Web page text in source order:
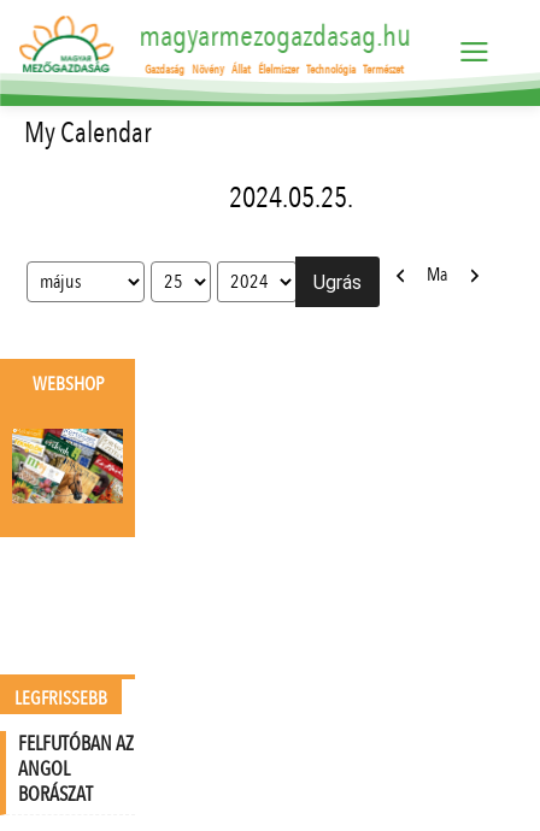
magyarmezogazdasag.hu
Gazdaság Növény Állat Élelmiszer Technológia Természet
My Calendar
2024.05.25.
Hónap
Nap
Év
Előző
Ma Következő
WEBSHOP
LEGFRISSEBB
FELFUTÓBAN AZ
ANGOL
BORÁSZAT